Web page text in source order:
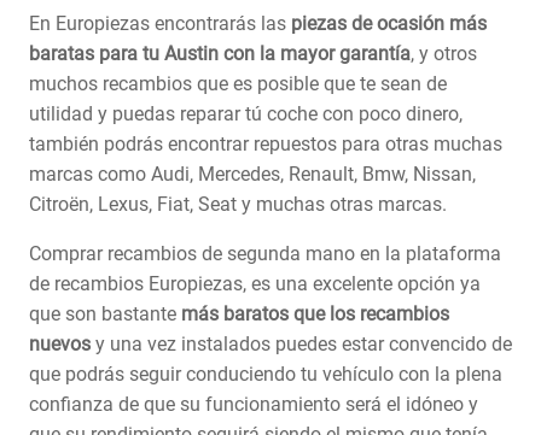
En Europiezas encontrarás las piezas de ocasión más
baratas para tu Austin con la mayor garantía, y otros
muchos recambios que es posible que te sean de
utilidad y puedas reparar tú coche con poco dinero,
también podrás encontrar repuestos para otras muchas
marcas como Audi, Mercedes, Renault, Bmw, Nissan,
Citroën, Lexus, Fiat, Seat y muchas otras marcas.
Comprar recambios de segunda mano en la plataforma
de recambios Europiezas, es una excelente opción ya
que son bastante más baratos que los recambios
nuevos y una vez instalados puedes estar convencido de
que podrás seguir conduciendo tu vehículo con la plena
confianza de que su funcionamiento será el idóneo y